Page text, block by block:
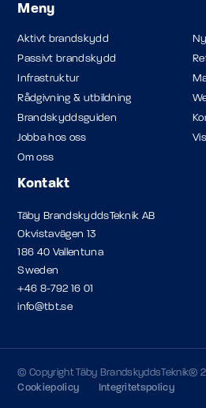
Meny
Aktivt brandskydd
Passivt brandskydd
Infrastruktur
Rådgivning & utbildning
Brandskyddsguiden
Jobba hos oss
Om oss
Kontakt
Täby BrandskyddsTeknik AB
Okvistavägen 13
186 40 Vallentuna
Sweden
+46 8-792 16 01
info@tbt.se
© Copyright Täby BrandskyddsTeknik®
Cookiepolicy
Integritetspolicy